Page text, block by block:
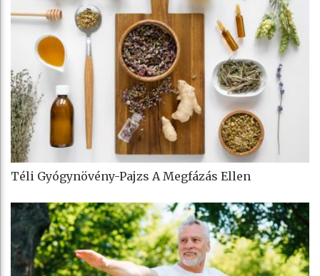
Téli Gyógynövény-Pajzs A Megfázás Ellen